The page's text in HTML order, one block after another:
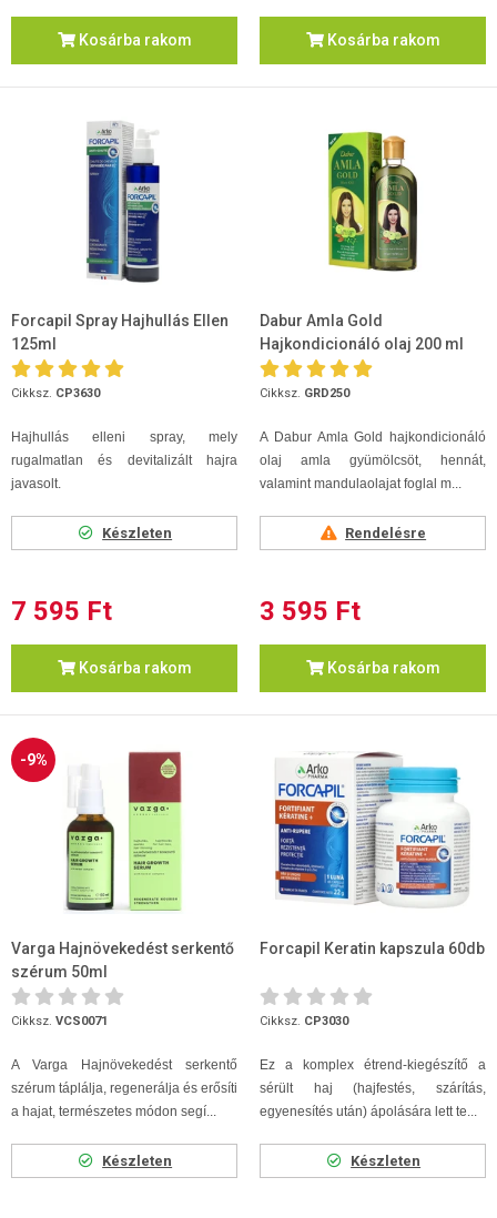
Kosárba rakom Kosárba rakom
Forcapil Spray Hajhullás Ellen
125ml
Cikksz. CP3630
Hajhullás elleni spray, mely
rugalmatlan és devitalizált hajra
javasolt.
Készleten
7 595 Ft
Kosárba rakom
Dabur Amla Gold
Hajkondicionáló olaj 200 ml
Cikksz. GRD250
A Dabur Amla Gold hajkondicionáló
olaj amla gyümölcsöt, hennát,
valamint mandulaolajat foglal m...
Rendelésre
3 595 Ft
Kosárba rakom
-9%
Varga Hajnövekedést serkentő
szérum 50ml
Cikksz. VCS0071
A Varga Hajnövekedést serkentő
szérum táplálja, regenerálja és erősíti
a hajat, természetes módon segí...
Készleten
Forcapil Keratin kapszula 60db
Cikksz. CP3030
Ez a komplex étrend-kiegészítő a
sérült haj (hajfestés, szárítás,
egyenesítés után) ápolására lett te...
Készleten